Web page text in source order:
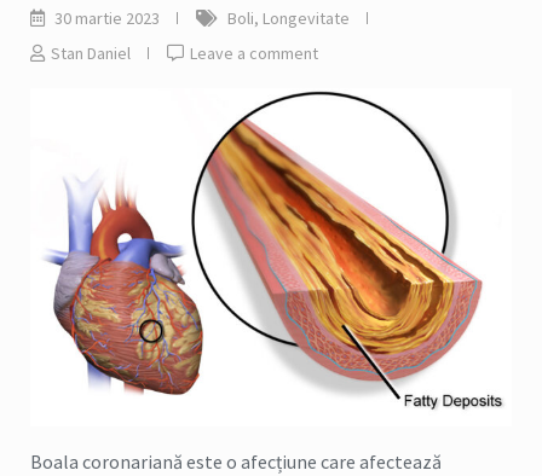
30 martie 2023 Boli, Longevitate
Stan Daniel
Leave a comment
Boala coronariană este o afecțiune care afectează